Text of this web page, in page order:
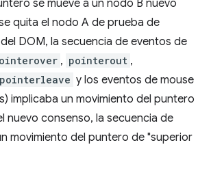
se mueve a un nodo B nuevo
quita el nodo A de prueba de
DOM, la secuencia de eventos de
, pointerout ,
pointerleave y los eventos de mouse
implicaba un movimiento del puntero
nuevo consenso, la secuencia de
movimiento del puntero de "superior